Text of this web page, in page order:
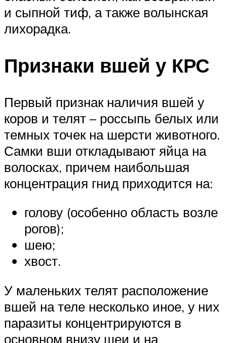
и сыпной тиф, а также волынская
лихорадка.
Признаки вшей у КРС
Первый признак наличия вшей у
коров и телят – россыпь белых или
темных точек на шерсти животного.
Самки вши откладывают яйца на
волосках, причем наибольшая
концентрация гнид приходится на:
голову (особенно область возле
рогов);
шею;
хвост.
У маленьких телят расположение
вшей на теле несколько иное, у них
паразиты концентрируются в
основном внизу шеи и на